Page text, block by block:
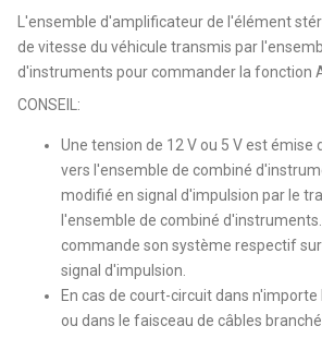
L'ensemble d'amplificateur de l'élément
de vitesse du véhicule transmis par
d'instruments pour commander la fonction
CONSEIL:
Une tension de 12 V ou 5 V est émise
vers l'ensemble de combiné
modifié en signal d'impulsion par le
l'ensemble de combiné d'instruments.
commande son système respectif sur
signal d'impulsion.
En cas de court-circuit dans n'importe
ou dans le faisceau de câbles branché